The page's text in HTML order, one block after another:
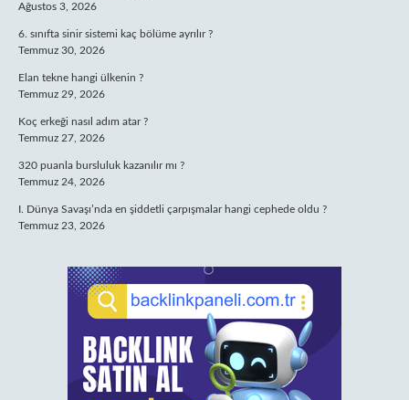
Ağustos 3, 2026
6. sınıfta sinir sistemi kaç bölüme ayrılır ?
Temmuz 30, 2026
Elan tekne hangi ülkenin ?
Temmuz 29, 2026
Koç erkeği nasıl adım atar ?
Temmuz 27, 2026
320 puanla bursluluk kazanılır mı ?
Temmuz 24, 2026
I. Dünya Savaşı’nda en şiddetli çarpışmalar hangi cephede oldu ?
Temmuz 23, 2026